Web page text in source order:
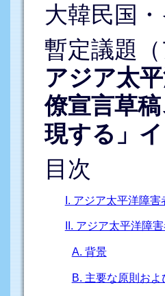
大韓民国
暫定議題
アジア太
僚宣言草
現する」
目次
I. アジア太平洋障
II. アジア太平洋障
A. 背景
B. 主要な原則お